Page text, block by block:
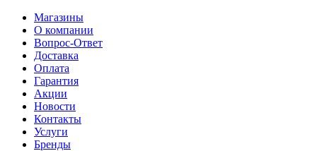
Магазины
О компании
Вопрос-Ответ
Доставка
Оплата
Гарантия
Акции
Новости
Контакты
Услуги
Бренды